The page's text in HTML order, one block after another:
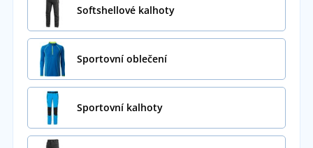
Softshellové kalhoty
Sportovní oblečení
Sportovní kalhoty